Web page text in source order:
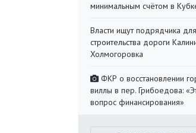
минимальным счётом в
Власти ищут подрядчика для
строительства дороги
Холмогоровка
ФКР о восстановлении
виллы в пер. Грибоедова:
вопрос финансирования»